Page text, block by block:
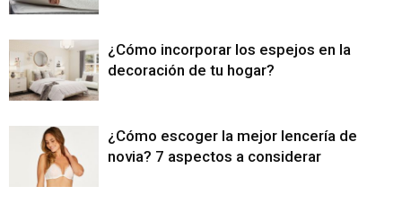
¿Cómo incorporar los espejos en la
decoración de tu hogar?
¿Cómo escoger la mejor lencería de
novia? 7 aspectos a considerar